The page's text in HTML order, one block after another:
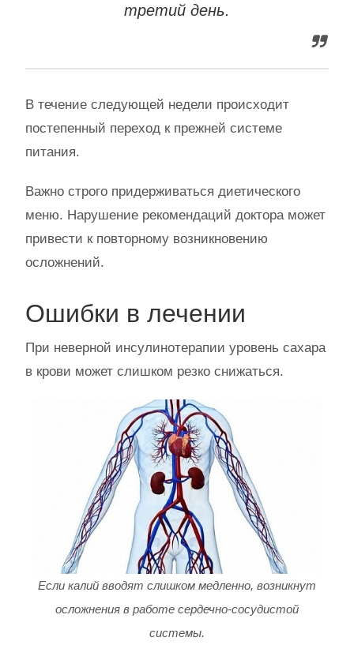
третий день.
В течение следующей недели происходит
постепенный переход к прежней системе
питания.
Важно строго придерживаться диетического
меню. Нарушение рекомендаций доктора может
привести к повторному возникновению
осложнений.
Ошибки в лечении
При неверной инсулинотерапии уровень сахара
в крови может слишком резко снижаться.
Если калий вводят слишком медленно, возникнут
осложнения в работе сердечно-сосудистой
системы.